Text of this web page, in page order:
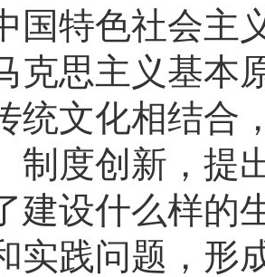
国特色社会主
克思主义基本
统文化相结合
制度创新，提
建设什么样的
实践问题，形